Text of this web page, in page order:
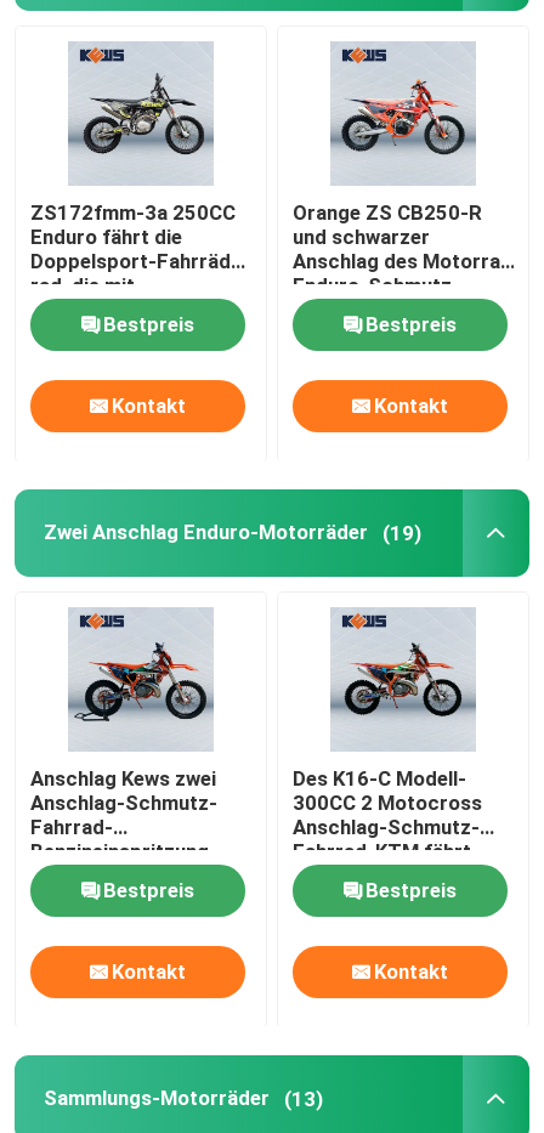
ZS172fmm-3a 250CC
Enduro fährt die
Doppelsport-Fahrräder
rad, die mit
einzylindrigem gelb
sind
Bestpreis
Kontakt
Orange ZS CB250-R
und schwarzer
Anschlag des Motorrad
Enduro-Schmutz-
Fahrrad-4
Bestpreis
Kontakt
Zwei Anschlag Enduro-Motorräder (19)
Anschlag Kews zwei
Anschlag-Schmutz-
Fahrrad-
Benzineinspritzung
Enduro-Motorrad-EFI
2
Bestpreis
Kontakt
Des K16-C Modell-
300CC 2 Motocross
Anschlag-Schmutz-
Fahrrad-KTM fährt
ODM rad
Bestpreis
Kontakt
Sammlungs-Motorräder (13)